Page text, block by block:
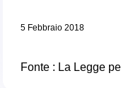
5 Febbraio 2018
Fonte : La Legge